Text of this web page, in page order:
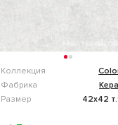
Коллекция
Фабрика
Размер
42x42